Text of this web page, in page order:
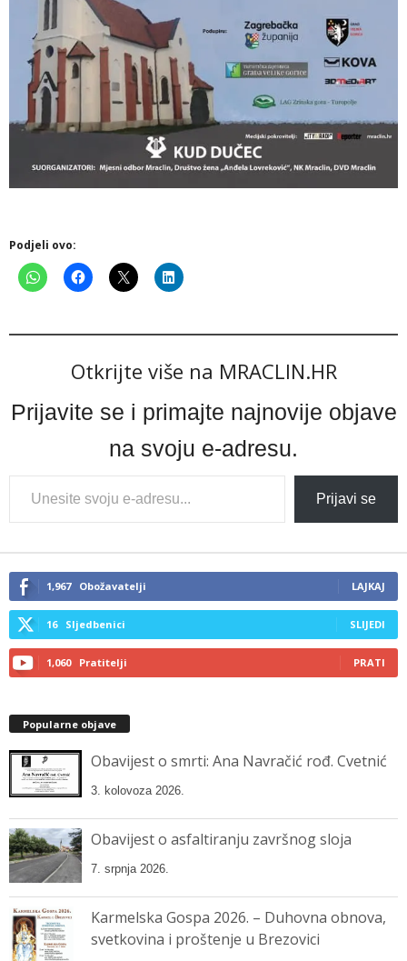
Podjeli ovo:
Otkrijte više na MRACLIN.HR
Prijavite se i primajte najnovije objave
na svoju e-adresu.
Type
your
email…
Prijavi se
1,967 Obožavatelji LAJKAJ
16 Sljedbenici SLIJEDI
1,060 Pratitelji PRATI
Popularne objave
Obavijest o smrti: Ana Navračić rođ. Cvetnić
3. kolovoza 2026.
Obavijest o asfaltiranju završnog sloja
7. srpnja 2026.
Karmelska Gospa 2026. – Duhovna obnova,
svetkovina i proštenje u Brezovici